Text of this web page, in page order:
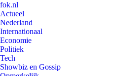
fok.nl
Actueel
Nederland
Internationaal
Economie
Politiek
Tech
Showbiz en Gossip